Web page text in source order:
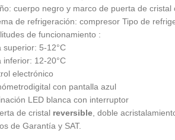
cuerpo negro y marco de puerta de cristal
de refrigeración: compresor Tipo de
de funcionamiento :
superior: 5-12°C
inferior: 12-20°C
electrónico
con pantalla azul
LED blanca con interruptor
de cristal reversible, doble
de Garantía y SAT.